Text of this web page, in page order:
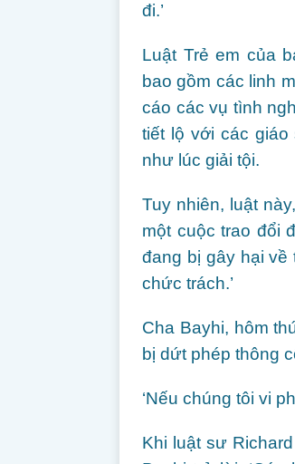
đi.’
Luật Trẻ em của
bao gồm các linh
cáo các vụ tình
tiết lộ với các
như lúc giải tội.
Tuy nhiên, luật
một cuộc trao đổi
đang bị gây hại về
chức trách.’
Cha Bayhi, hôm
bị dứt phép thông
‘Nếu chúng tôi vi
Khi luật sư